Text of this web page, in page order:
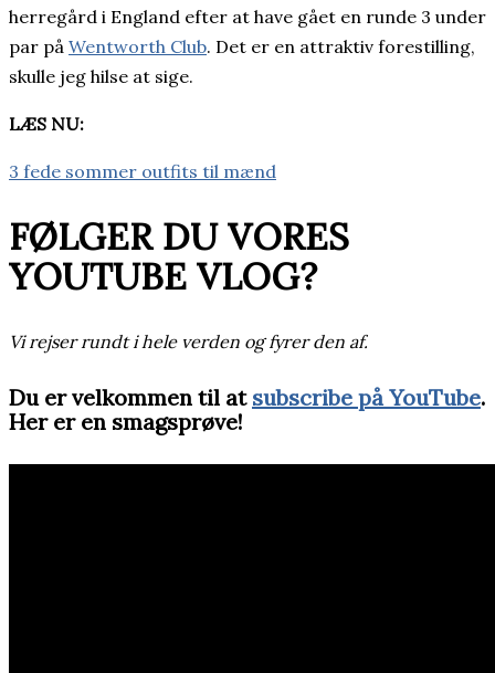
herregård i England efter at have gået en runde 3 under
par på Wentworth Club. Det er en attraktiv forestilling,
skulle jeg hilse at sige.
LÆS NU:
3 fede sommer outfits til mænd
FØLGER DU VORES
YOUTUBE VLOG?
Vi rejser rundt i hele verden og fyrer den af.
Du er velkommen til at subscribe på YouTube.
Her er en smagsprøve!